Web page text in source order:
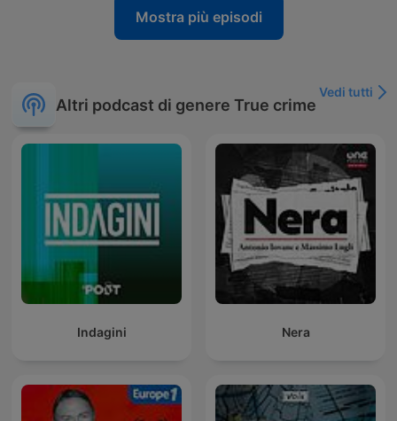
Mostra più episodi
Altri podcast di genere True crime
Vedi tutti
Indagini Nera